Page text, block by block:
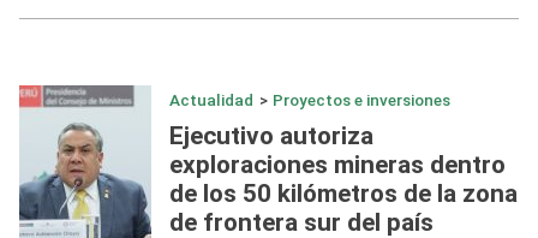
Actualidad > Proyectos e inversiones
Ejecutivo autoriza
exploraciones mineras dentro
de los 50 kilómetros de la zona
de frontera sur del país